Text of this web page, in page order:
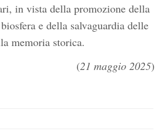
in vista della promozione della
e della salvaguardia delle
memoria storica.
(21 maggio 2025)